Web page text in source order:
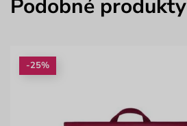
Podobné produkty
-25%